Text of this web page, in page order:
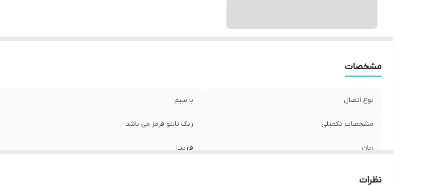
مشخصات
نوع اتصال با سیم
مشخصات تکمیلی رنگ تابلو قرمز می باشد
زبان فارسی
نظرات